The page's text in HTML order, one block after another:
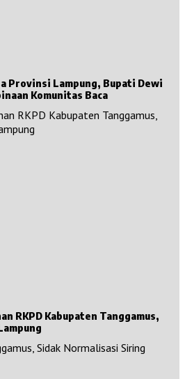
Provinsi Lampung, Bupati Dewi
Komunitas Baca
RKPD Kabupaten Tanggamus,